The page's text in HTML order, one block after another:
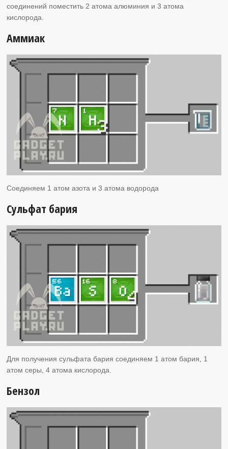
соединений поместить 2 атома алюминия и 3 атома
кислорода.
Аммиак
Соединяем 1 атом азота и 3 атома водорода
Сульфат бария
Для получения сульфата бария соединяем 1 атом бария, 1
атом серы, 4 атома кислорода.
Бензол